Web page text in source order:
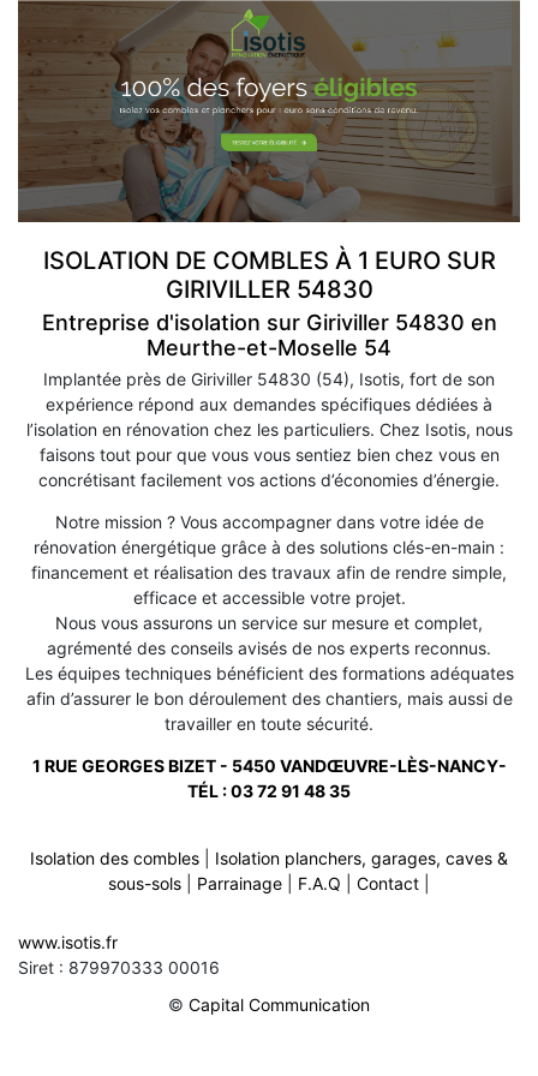
ISOLATION DE COMBLES À 1 EURO SUR
GIRIVILLER 54830
Entreprise d'isolation sur Giriviller 54830 en
Meurthe-et-Moselle 54
Implantée près de Giriviller 54830 (54), Isotis, fort de son
expérience répond aux demandes spécifiques dédiées à
l’isolation en rénovation chez les particuliers. Chez Isotis, nous
faisons tout pour que vous vous sentiez bien chez vous en
concrétisant facilement vos actions d’économies d’énergie.
Notre mission ? Vous accompagner dans votre idée de
rénovation énergétique grâce à des solutions clés-en-main :
financement et réalisation des travaux afin de rendre simple,
efficace et accessible votre projet.
Nous vous assurons un service sur mesure et complet,
agrémenté des conseils avisés de nos experts reconnus.
Les équipes techniques bénéficient des formations adéquates
afin d’assurer le bon déroulement des chantiers, mais aussi de
travailler en toute sécurité.
1 RUE GEORGES BIZET - 5450 VANDŒUVRE-LÈS-NANCY-
TÉL :03 72 91 48 35
Isolation des combles
Isolation planchers, garages, caves &
sous-sols
Parrainage F.A.Q Contact
Rénovation de toiture sur deneuvre 54120
Rénovation de toiture sur pannes 54470
Rénovation de toiture sur haudonville 54830-
www.isotis.fr
Siret : 879970333 00016
© Capital Communication